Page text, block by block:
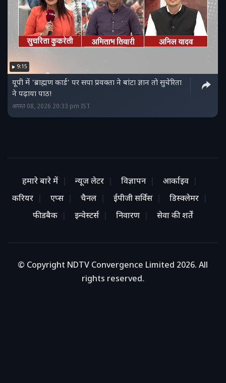
9:15
यूपी में 'ब्राह्मण कार्ड' पर सपा प्रवक्ता ने बांटा ज्ञान तो सुचेरिता
ने पढ़ाया पाठ!
अगस्त 08, 2026 20:33 pm IST
हमारे बारे में न्यूज लेटर विज्ञापन
आर्काइव
करियर
एप्स चैनल ईपीजी सर्विस
डिस्क्लेमर
फीडबैक
इन्वेस्टर्स निवारण सेवा की शर्तें
© Copyright NDTV Convergence Limited 2026. All
rights reserved.